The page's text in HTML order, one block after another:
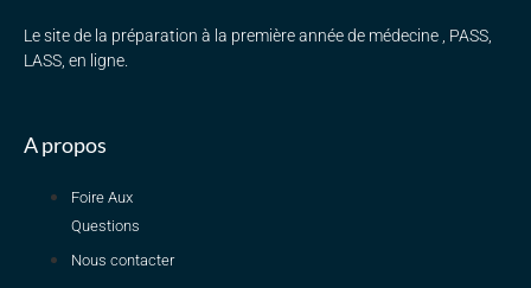
Le site de la préparation à la première année de médecine , PASS,
LASS, en ligne.
A propos
Foire Aux
Questions
Nous contacter